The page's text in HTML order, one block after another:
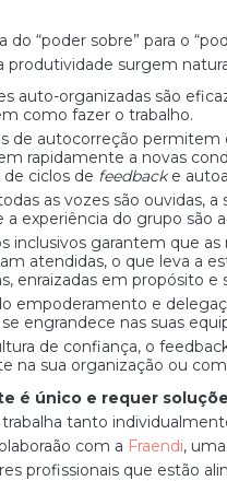
do “poder sobre” para o
produtividade surgem
auto-organizadas são
como fazer o trabalho.
de autocorreção permitem
rapidamente a novas
ciclos de feedbacke
as vozes são ouvidas, a
a experiência do grupo são
inclusivos garantem que as
atendidas, o que leva a
enraizadas em propósito e
empoderamento e
engrandece nas suas
de confiança, o
na sua organização ou
é único e requer
tanto
com a Fraendi,
profissionais que estão